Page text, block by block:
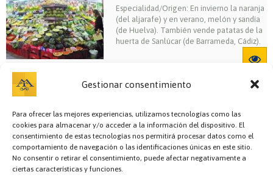
Gestionar consentimiento
Para ofrecer las mejores experiencias, utilizamos tecnologías como las
cookies para almacenar y/o acceder a la información del dispositivo. El
consentimiento de estas tecnologías nos permitirá procesar datos como el
comportamiento de navegación o las identificaciones únicas en este sitio.
No consentir o retirar el consentimiento, puede afectar negativamente a
ciertas características y funciones.
Especialidad/Origen: En invierno la naranja
(del aljarafe) y en verano, melón y sandía
(de Huelva). También vende patatas de la
huerta de Sanlúcar (de Barrameda, Cádiz).
Bazar y regalos, Cafetería, Carnicerías,